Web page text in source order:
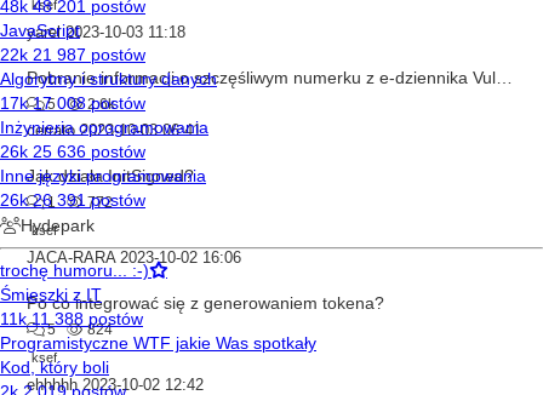
ksef
yarel 2023-10-03 11:18
5 2.6k
cerrato 2023-10-03 06:41
Jak działa InitSigned?
1
772
ksef
JACA-RARA 2023-10-02 16:06
Po co integrować się z generowaniem tokena?
5
824
ksef
ehhhhh 2023-10-02 12:42